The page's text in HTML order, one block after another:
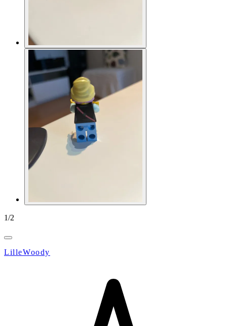
1/2
LilleWoody